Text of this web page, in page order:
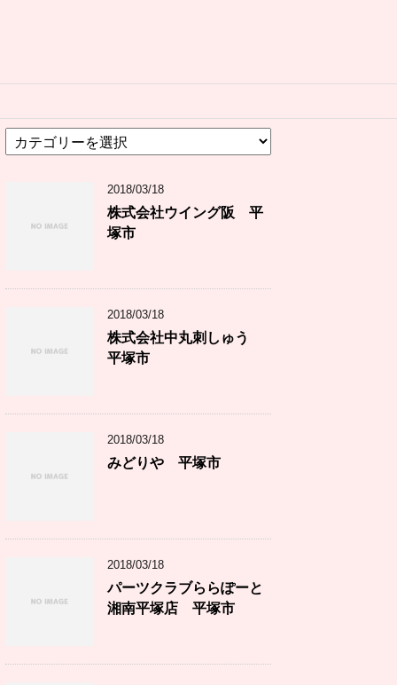
テ
2018/03/18
株式会社ウイング阪 平
塚市
2018/03/18
株式会社中丸刺しゅう
平塚市
2018/03/18
みどりや 平塚市
2018/03/18
パーツクラブららぽーと
湘南平塚店 平塚市